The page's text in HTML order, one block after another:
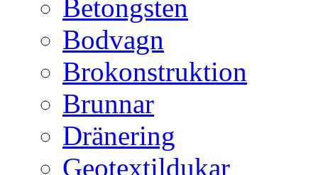
Betongsten
Bodvagn
Brokonstruktion
Brunnar
Dränering
Geotextildukar